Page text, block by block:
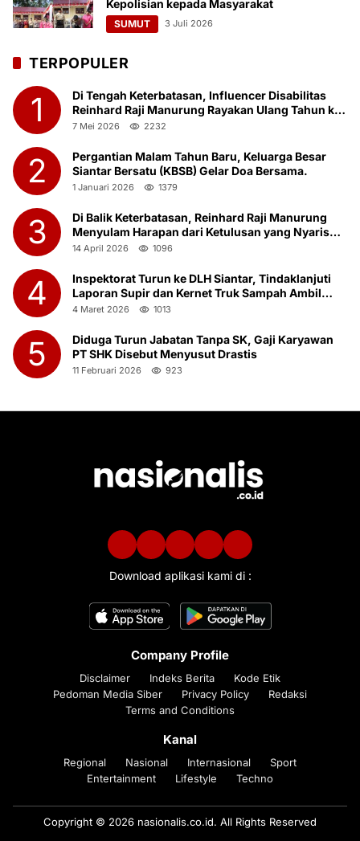
Kepolisian kepada Masyarakat
SUMUT 3 Juli 2026
TERPOPULER
1
Di Tengah Keterbatasan, Influencer Disabilitas
Reinhard Raji Manurung Rayakan Ulang Tahun ke-
23 Bersama Anak Panti Asuhan
7 Mei 2026 2232
2
Pergantian Malam Tahun Baru, Keluarga Besar
Siantar Bersatu (KBSB) Gelar Doa Bersama.
1 Januari 2026 1379
3
Di Balik Keterbatasan, Reinhard Raji Manurung
Menyulam Harapan dari Ketulusan yang Nyaris
Terlupakan
14 April 2026 1096
4
Inspektorat Turun ke DLH Siantar, Tindaklanjuti
Laporan Supir dan Kernet Truk Sampah Ambil
Botot Saat Jam Kerja
4 Maret 2026 1013
5
Diduga Turun Jabatan Tanpa SK, Gaji Karyawan
PT SHK Disebut Menyusut Drastis
11 Februari 2026 923
Download aplikasi kami di :
Company Profile
Disclaimer Indeks Berita
Kode Etik
Pedoman Media Siber
Privacy Policy
Redaksi
Terms and Conditions
Kanal
Regional Nasional Internasional
Sport
Entertainment
Lifestyle Techno
Copyright © 2026 nasionalis.co.id. All Rights Reserved